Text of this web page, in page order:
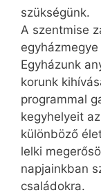
szükségünk.
A szentmise
Egyházunk
korunk
programmal
kegyhelyeit
különböző
lelki
napjainkban
családokra.